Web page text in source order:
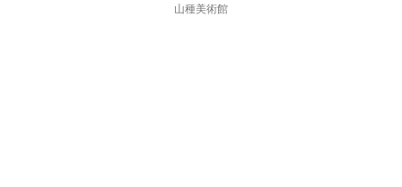
山種美術館